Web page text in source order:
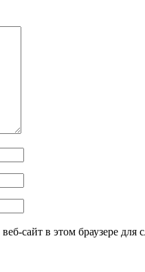
сайт в этом браузере для